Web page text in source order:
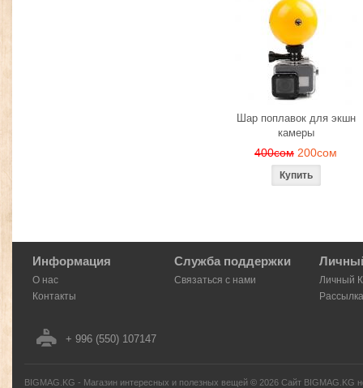
Шар поплавок для экшн
камеры
400сом 200сом
Информация
О нас
Контакты
Служба поддержки
Связаться с нами
Личный
Рассылка
+ 996 (550) 107147
BIGMAG.KG - Магазин интересных и полезных вещей © 2026 Сайт BIGMAG.KG